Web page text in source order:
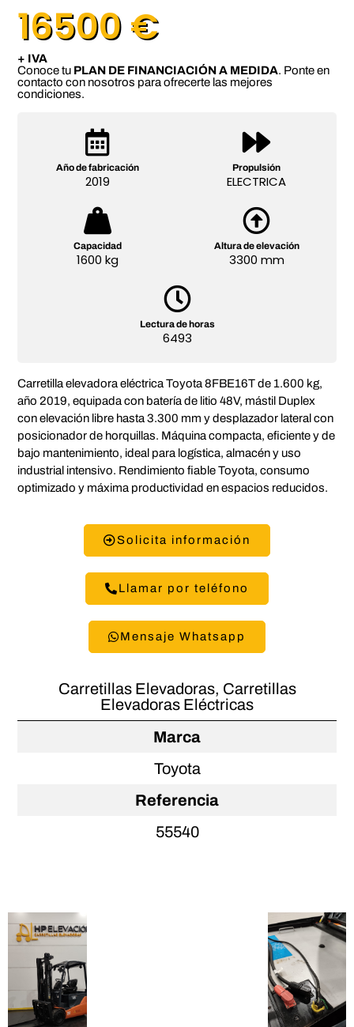
16500 €
+ IVA
Conoce tu PLAN DE FINANCIACIÓN A MEDIDA. Ponte en
contacto con nosotros para ofrecerte las mejores
condiciones.
Año de fabricación
2019
Propulsión
ELECTRICA
Capacidad
1600 kg
Altura de elevación
3300 mm
Lectura de horas
6493
Carretilla elevadora eléctrica Toyota 8FBE16T de 1.600 kg,
año 2019, equipada con batería de litio 48V, mástil Duplex
con elevación libre hasta 3.300 mm y desplazador lateral con
posicionador de horquillas. Máquina compacta, eficiente y de
bajo mantenimiento, ideal para logística, almacén y uso
industrial intensivo. Rendimiento fiable Toyota, consumo
optimizado y máxima productividad en espacios reducidos.
Solicita información
Llamar por teléfono
Mensaje Whatsapp
Carretillas Elevadoras, Carretillas
Elevadoras Eléctricas
Marca
Toyota
Referencia
55540